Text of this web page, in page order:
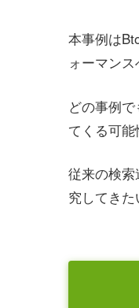
本事例は
ォーマンス
どの事例
てくる可
従来の検
究してきた